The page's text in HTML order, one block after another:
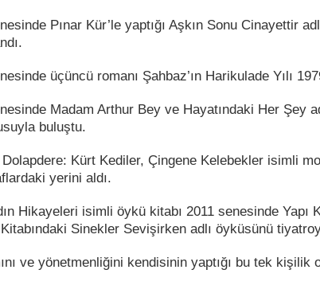
Pınar Kür’le yaptığı Aşkın Sonu Cinayettir
üçüncü romanı Şahbaz’ın Harikulade Yılı
Madam Arthur Bey ve Hayatındaki Her Şey
buluştu.
Dolapdere: Kürt Kediler, Çingene Kelebekler isimli
yerini aldı.
Hikayeleri isimli öykü kitabı 2011 senesinde Yapı
Kitabındaki Sinekler Sevişirken adlı öyküsünü
ve yönetmenliğini kendisinin yaptığı bu tek kişilik